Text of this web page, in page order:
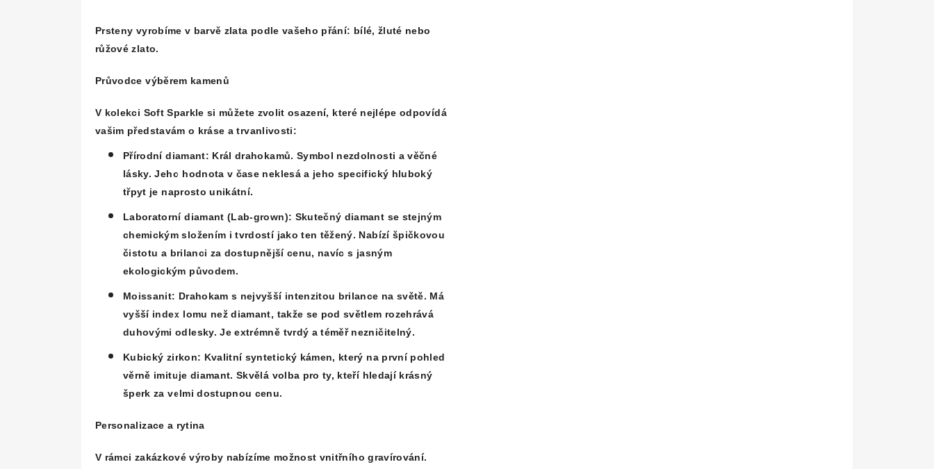
Prsteny vyrobíme v barvě zlata podle vašeho přání: bílé, žluté nebo
růžové zlato.
Průvodce výběrem kamenů
V kolekci Soft Sparkle si můžete zvolit osazení, které nejlépe odpovídá
vašim představám o kráse a trvanlivosti:
Přírodní diamant: Král drahokamů. Symbol nezdolnosti a věčné
lásky. Jeho hodnota v čase neklesá a jeho specifický hluboký
třpyt je naprosto unikátní.
Laboratorní diamant (Lab-grown): Skutečný diamant se stejným
chemickým složením i tvrdostí jako ten těžený. Nabízí špičkovou
čistotu a brilanci za dostupnější cenu, navíc s jasným
ekologickým původem.
Moissanit: Drahokam s nejvyšší intenzitou brilance na světě. Má
vyšší index lomu než diamant, takže se pod světlem rozehrává
duhovými odlesky. Je extrémně tvrdý a téměř nezničitelný.
Kubický zirkon: Kvalitní syntetický kámen, který na první pohled
věrně imituje diamant. Skvělá volba pro ty, kteří hledají krásný
šperk za velmi dostupnou cenu.
Personalizace a rytina
V rámci zakázkové výroby nabízíme možnost vnitřního gravírování.